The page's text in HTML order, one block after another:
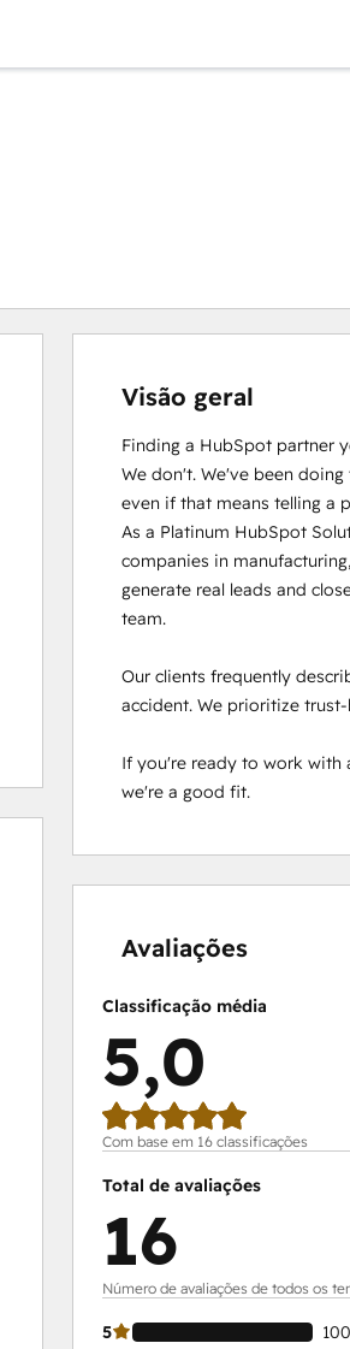
Visão geral
Finding a HubSpot partner
We don't. We've been
even if that means telling a
As a Platinum HubSpot
companies in
generate real leads and
team.
Our clients frequently
accident. We prioritize
If you're ready to work with
we're a good fit.
Avaliações
Classificação média
5,0
Com base em 16 classificações
Total de avaliações
16
Número de avaliações de todos os
5